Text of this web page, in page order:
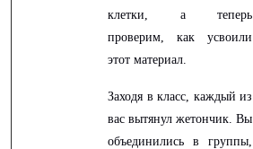
клетки, а теперь
проверим, как усвоили
этот материал.
Заходя в класс, каждый из
вас вытянул жетончик. Вы
объединились в группы,